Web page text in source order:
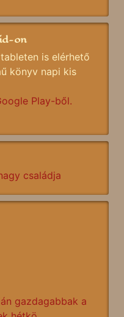
on
is elérhető
könyv napi kis
Play-ből.
családja
gazdagabbak a